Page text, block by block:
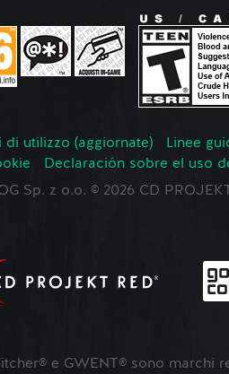
di utilizzo (aggiornate) Linee
Declaración sobre el uso
Sp. z o.o. © 2026 CD
e GWENT® sono marchi